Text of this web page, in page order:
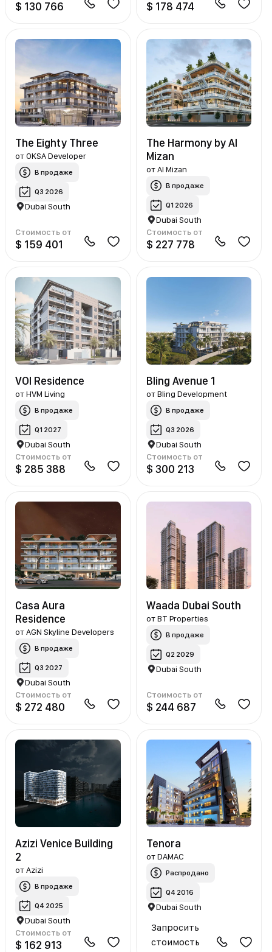
$ 130 766 $ 178 474
The Eighty Three
отOKSA Developer
В продаже
Q3 2026
Dubai South
Стоимость от
$ 159 401
The Harmony by Al
Mizan
от Al Mizan
В продаже
Q1 2026
Dubai South
Стоимость от
$ 227 778
VOI Residence
отHVM Living
В продаже
Q1 2027
Dubai South
Стоимость от
$ 285 388
Bling Avenue 1
от Bling Development
В продаже
Q3 2026
Dubai South
Стоимость от
$ 300 213
Casa Aura
Residence
отAGN Skyline Developers
В продаже
Q3 2027
Dubai South
Стоимость от
$ 272 480
Waada Dubai South
от BT Properties
В продаже
Q2 2029
Dubai South
Стоимость от
$ 244 687
Azizi Venice Building
2
отAzizi
В продаже
Q4 2025
Dubai South
Стоимость от
$ 162 913
Tenora
от DAMAC
Распродано
Q4 2016
Dubai South
Запросить
стоимость